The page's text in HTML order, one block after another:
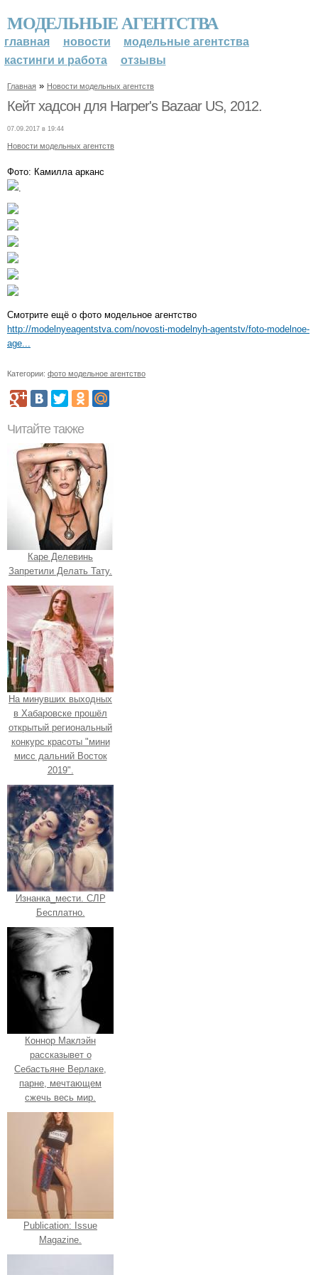
МОДЕЛЬНЫЕ АГЕНТСТВА
главная новости
модельные агентства
кастинги и работа
отзывы
Главная » Новости модельных агентств
Кейт хадсон для Harper's Bazaar US, 2012.
07.09.2017 в 19:44
Новости модельных агентств
Фото: Камилла арканс
Смотрите ещё о фото модельное агентство
http://modelnyeagentstva.com/novosti-modelnyh-agentstv/foto-modelnoe-
age...
Категории: фото модельное агентство
Читайте также
Каре Делевинь
Запретили Делать Тату.
На минувших выходных
в Хабаровске прошёл
открытый региональный
конкурс красоты "мини
мисс дальний Восток
2019".
Изнанка_мести. СЛР
Бесплатно.
Коннор Маклэйн
рассказывет о
Себастьяне Верлаке,
парне, мечтающем
сжечь весь мир.
Publication: Issue
Magazine.